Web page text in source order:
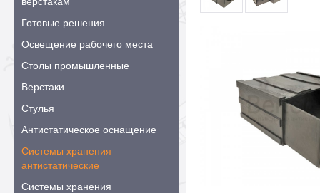
Готовые решения
Освещение рабочего места
Столы промышленные
Верстаки
Стулья
Антистатическое оснащение
Системы хранения
антистатические
Системы хранения